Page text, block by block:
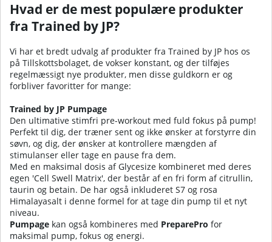
Hvad er de mest populære produkter
fra Trained by JP?
Vi har et bredt udvalg af produkter fra Trained by JP hos os
på Tillskottsbolaget, de vokser konstant, og der tilføjes
regelmæssigt nye produkter, men disse guldkorn er og
forbliver favoritter for mange:
Trained by JP Pumpage
Den ultimative stimfri pre-workout med fuld fokus på pump!
Perfekt til dig, der træner sent og ikke ønsker at forstyrre din
søvn, og dig, der ønsker at kontrollere mængden af
stimulanser eller tage en pause fra dem.
Med en maksimal dosis af Glycesize kombineret med deres
egen 'Cell Swell Matrix', der består af en fri form af citrullin,
taurin og betain. De har også inkluderet S7 og rosa
Himalayasalt i denne formel for at tage din pump til et nyt
niveau.
Pumpage kan også kombineres med PreparePro for
maksimal pump, fokus og energi.